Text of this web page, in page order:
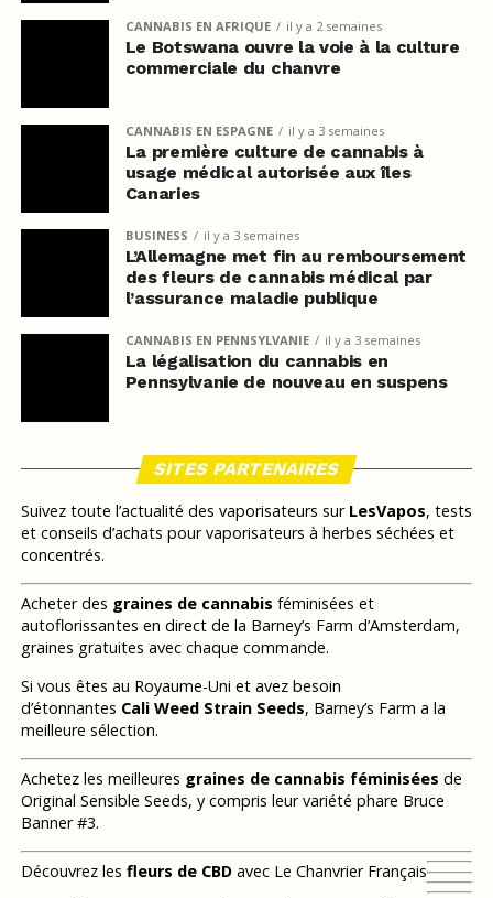
CANNABIS EN AFRIQUE il y a 2 semaines
Le Botswana ouvre la voie à la culture
commerciale du chanvre
CANNABIS EN ESPAGNE il y a 3 semaines
La première culture de cannabis à
usage médical autorisée aux îles
Canaries
BUSINESS il y a 3 semaines
L’Allemagne met fin au remboursement
des fleurs de cannabis médical par
l’assurance maladie publique
CANNABIS EN PENNSYLVANIE il y a 3 semaines
La légalisation du cannabis en
Pennsylvanie de nouveau en suspens
SITES PARTENAIRES
Suivez toute l’actualité des vaporisateurs sur LesVapos, tests
et conseils d’achats pour vaporisateurs à herbes séchées et
concentrés.
Acheter des graines de cannabis féminisées et
autoflorissantes en direct de la Barney’s Farm d’Amsterdam,
graines gratuites avec chaque commande.
Si vous êtes au Royaume-Uni et avez besoin
d’étonnantes Cali Weed Strain Seeds, Barney’s Farm a la
meilleure sélection.
Achetez les meilleures graines de cannabis féminisées de
Original Sensible Seeds, y compris leur variété phare Bruce
Banner #3.
Découvrez les fleurs de CBDavec Le Chanvrier Français